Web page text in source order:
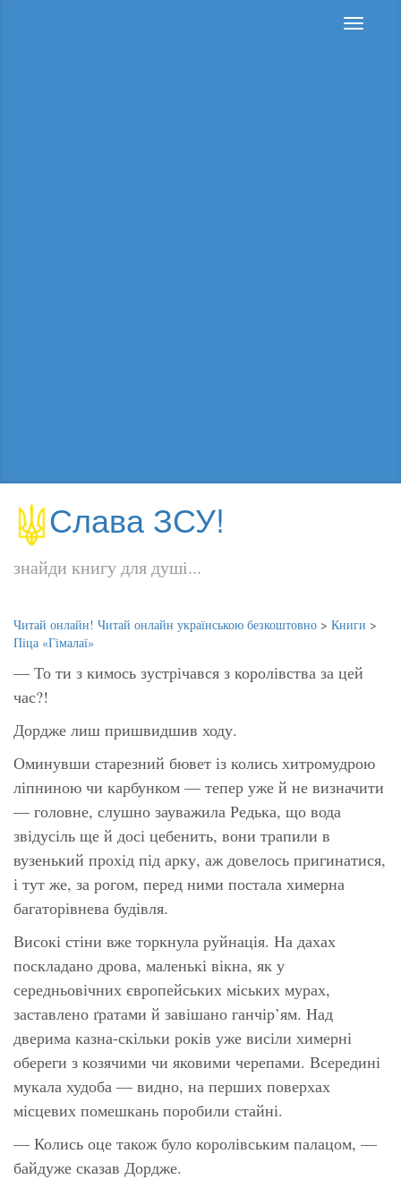
Слава ЗСУ!
знайди книгу для душі...
Читай онлайн! Читай онлайн українською безкоштовно > Книги >
Піца «Гімалаї»
— То ти з кимось зустрічався з королівства за цей
час?!
Дордже лиш пришвидшив ходу.
Оминувши старезний бювет із колись хитромудрою
ліпниною чи карбунком — тепер уже й не визначити
— головне, слушно зауважила Редька, що вода
звідусіль ще й досі цебенить, вони трапили в
вузенький прохід під арку, аж довелось пригинатися,
і тут же, за рогом, перед ними постала химерна
багаторівнева будівля.
Високі стіни вже торкнула руйнація. На дахах
поскладано дрова, маленькі вікна, як у
середньовічних європейських міських мурах,
заставлено ґратами й завішано ганчір’ям. Над
дверима казна-скільки років уже висіли химерні
обереги з козячими чи яковими черепами. Всередині
мукала худоба — видно, на перших поверхах
місцевих помешкань поробили стайні.
— Колись оце також було королівським палацом, —
байдуже сказав Дордже.